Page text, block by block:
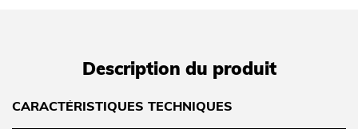
Description du produit
CARACTÉRISTIQUES TECHNIQUES